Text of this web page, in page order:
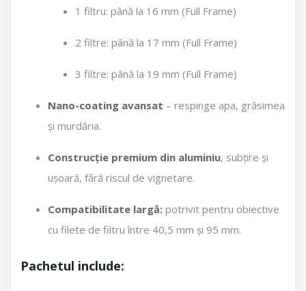
1 filtru: până la 16 mm (Full Frame)
2 filtre: până la 17 mm (Full Frame)
3 filtre: până la 19 mm (Full Frame)
Nano-coating avansat – respinge apa, grăsimea
și murdăria.
Construcție premium din aluminiu, subțire și
ușoară, fără riscul de vignetare.
Compatibilitate largă: potrivit pentru obiective
cu filete de filtru între 40,5 mm și 95 mm.
Pachetul include: